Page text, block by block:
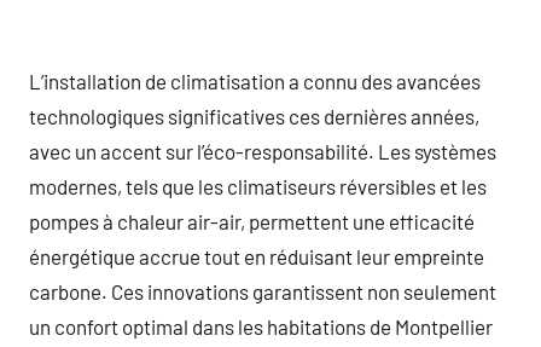
L’installation de climatisation a connu des avancées
technologiques significatives ces dernières années,
avec un accent sur l’éco-responsabilité. Les systèmes
modernes, tels que les climatiseurs réversibles et les
pompes à chaleur air-air, permettent une efficacité
énergétique accrue tout en réduisant leur empreinte
carbone. Ces innovations garantissent non seulement
un confort optimal dans les habitations de Montpellier